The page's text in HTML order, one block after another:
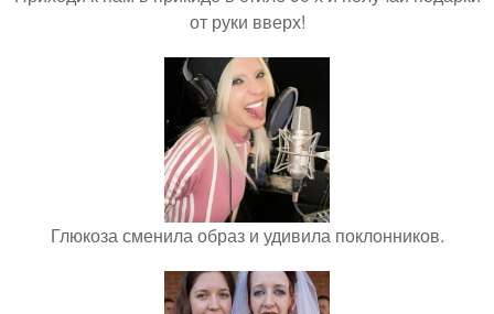
от руки вверх!
Глюкоза сменила образ и удивила поклонников.